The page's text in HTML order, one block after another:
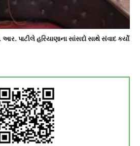
પાટીલે હરિયાણાના સાંસદો સાથે સંવાદ કર્યો